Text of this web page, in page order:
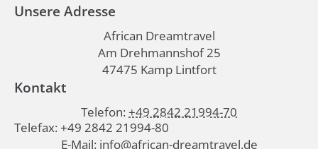
Unsere Adresse
African Dreamtravel
Am Drehmannshof 25
47475 Kamp Lintfort
Kontakt
Telefon: +49 2842 21994-70
Telefax: +49 2842 21994-80
E-Mail: info@african-dreamtravel.de